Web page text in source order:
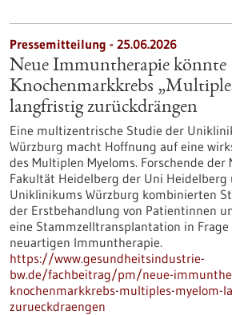
Pressemitteilung - 25.06.2026
Neue Immuntherapie könnte
Knochenmarkkrebs
langfristig zurückdrängen
Eine multizentrische Studie der
Würzburg macht Hoffnung auf eine
des Multiplen Myeloms. Forschende der
Fakultät Heidelberg der Uni Heidelberg
Uniklinikums Würzburg kombinierten
der Erstbehandlung von Patientinnen
eine Stammzelltransplantation in
neuartigen Immuntherapie.
https://www.gesundheitsindustrie-
bw.de/fachbeitrag/pm/neue-
knochenmarkkrebs-multiples-myelom-
zurueckdraengen